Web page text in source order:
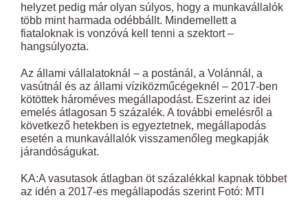
helyzet pedig már olyan súlyos, hogy a munkavállalók
több mint harmada odébbállt. Mindemellett a
fiataloknak is vonzóvá kell tenni a szektort –
hangsúlyozta.
Az állami vállalatoknál – a postánál, a Volánnál, a
vasútnál és az állami víziközműcégeknél – 2017-ben
kötöttek hároméves megállapodást. Eszerint az idei
emelés átlagosan 5 százalék. A további emelésről a
következő hetekben is egyeztetnek, megállapodás
esetén a munkavállalók visszamenőleg megkapják
járandóságukat.
KA:A vasutasok átlagban öt százalékkal kapnak többet
az idén a 2017-es megállapodás szerint Fotó: MTI